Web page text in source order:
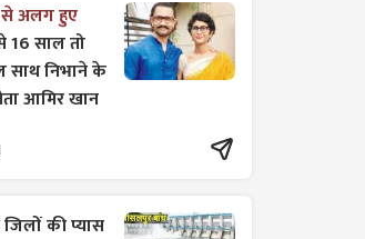
से अलग हुए
16 साल तो
साथ निभाने के
आमिर खान
जिलों की प्यास